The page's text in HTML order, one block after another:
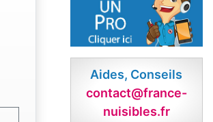
Aides, Conseils
contact@france-
nuisibles.fr